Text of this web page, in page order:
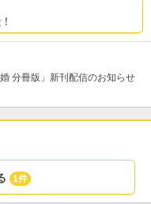
分冊版」新刊配信のお知らせ
1件